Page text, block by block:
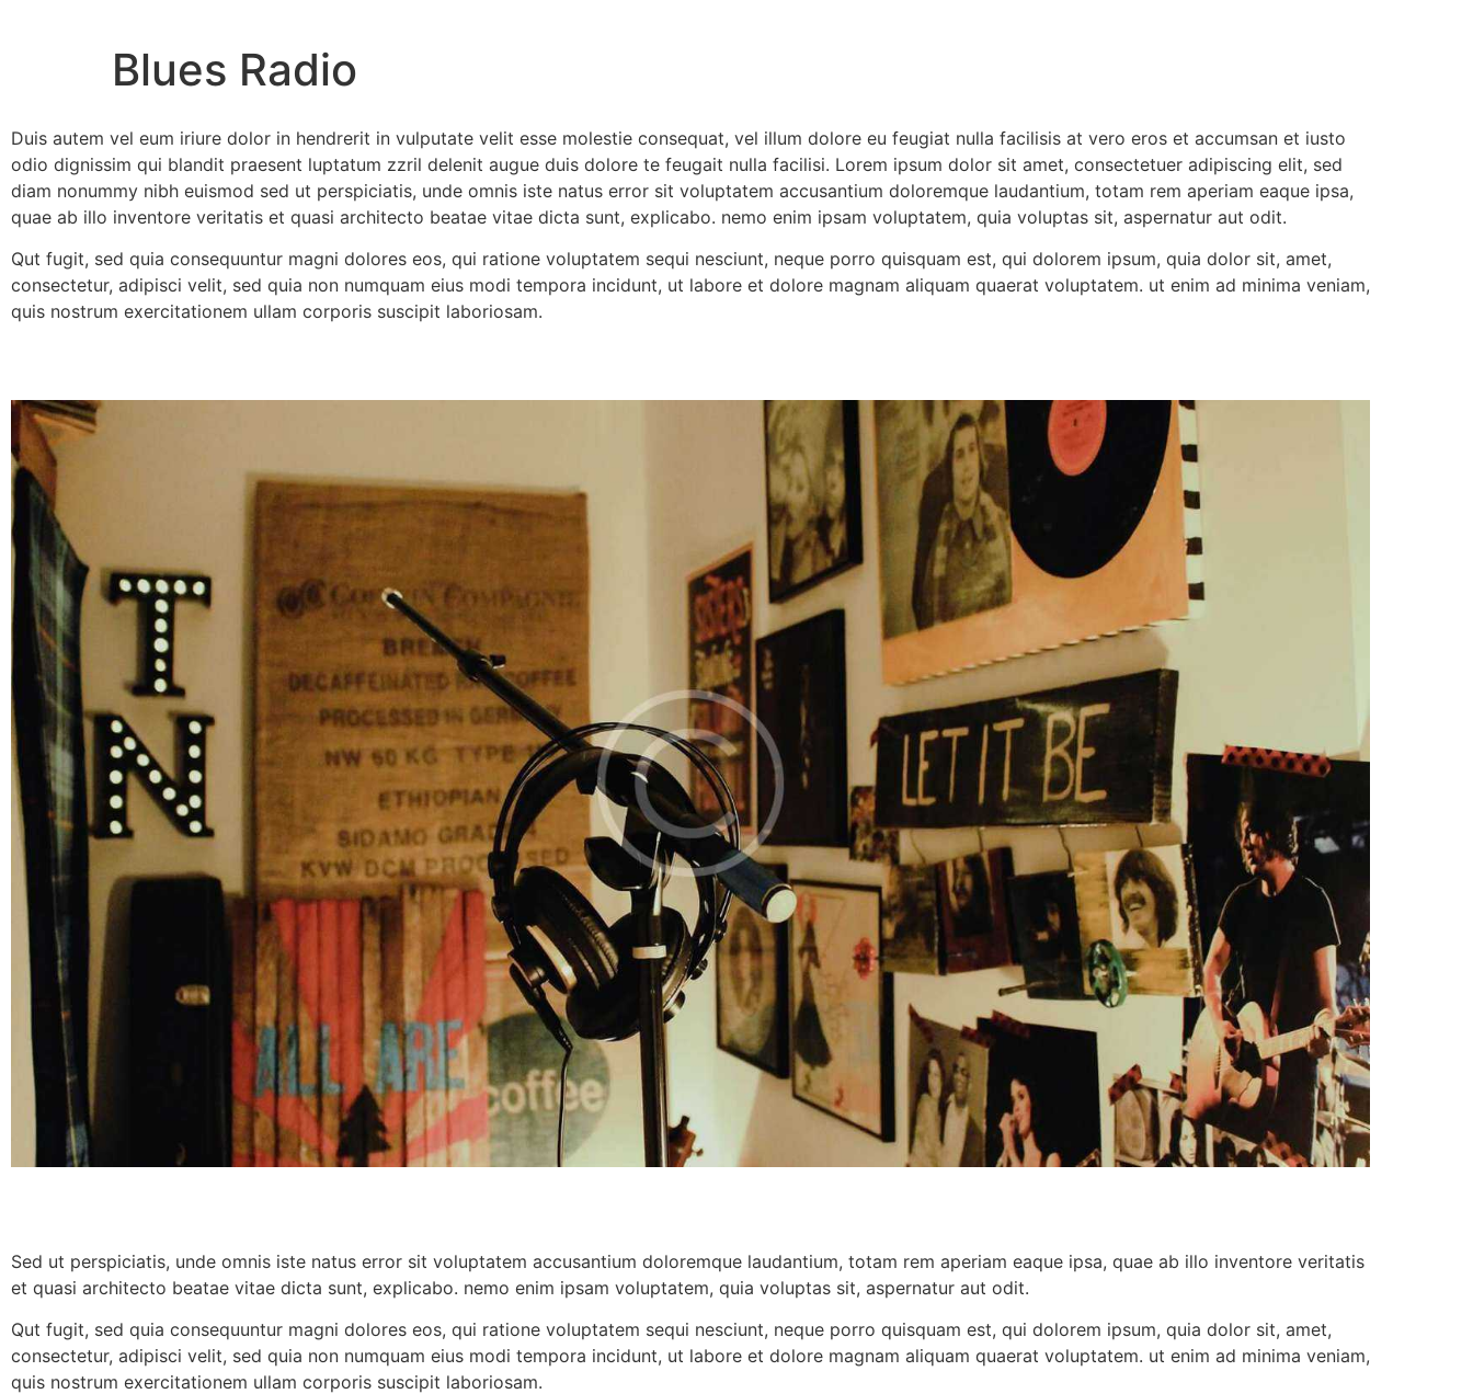
Blues Radio
Duis autem vel eum iriure dolor in hendrerit in vulputate velit esse molestie consequat, vel illum dolore eu feugiat nulla facilisis at vero eros et accumsan et iusto
odio dignissim qui blandit praesent luptatum zzril delenit augue duis dolore te feugait nulla facilisi. Lorem ipsum dolor sit amet, consectetuer adipiscing elit, sed
diam nonummy nibh euismod sed ut perspiciatis, unde omnis iste natus error sit voluptatem accusantium doloremque laudantium, totam rem aperiam eaque ipsa,
quae ab illo inventore veritatis et quasi architecto beatae vitae dicta sunt, explicabo. nemo enim ipsam voluptatem, quia voluptas sit, aspernatur aut odit.
Qut fugit, sed quia consequuntur magni dolores eos, qui ratione voluptatem sequi nesciunt, neque porro quisquam est, qui dolorem ipsum, quia dolor sit, amet,
consectetur, adipisci velit, sed quia non numquam eius modi tempora incidunt, ut labore et dolore magnam aliquam quaerat voluptatem. ut enim ad minima veniam,
quis nostrum exercitationem ullam corporis suscipit laboriosam.
Sed ut perspiciatis, unde omnis iste natus error sit voluptatem accusantium doloremque laudantium, totam rem aperiam eaque ipsa, quae ab illo inventore veritatis
et quasi architecto beatae vitae dicta sunt, explicabo. nemo enim ipsam voluptatem, quia voluptas sit, aspernatur aut odit.
Qut fugit, sed quia consequuntur magni dolores eos, qui ratione voluptatem sequi nesciunt, neque porro quisquam est, qui dolorem ipsum, quia dolor sit, amet,
consectetur, adipisci velit, sed quia non numquam eius modi tempora incidunt, ut labore et dolore magnam aliquam quaerat voluptatem. ut enim ad minima veniam,
quis nostrum exercitationem ullam corporis suscipit laboriosam.